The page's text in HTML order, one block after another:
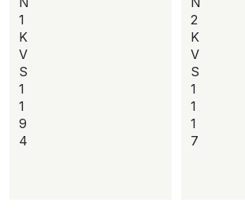
1
K
V
S
1
1
9
4
2
K
V
S
1
1
1
7